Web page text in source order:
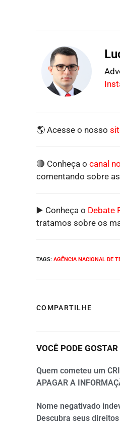
🌎 Acesse o nosso
🔴 Conheça o canal
comentando sobre
▶️ Conheça o Debate
tratamos sobre os
TAGS: AGÊNCIA NACIONAL DE
COMPARTILHE
VOCÊ PODE
Quem cometeu um
APAGAR A
Nome negativado
Descubra seus